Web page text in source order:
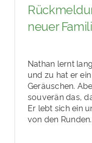
neuer
Nathan lernt
und zu hat er
Geräuschen.
souverän das,
Er lebt sich ein
von den Runden.